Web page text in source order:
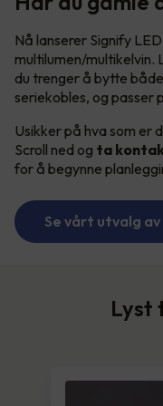
Nå lanserer Signify
multilumen/
du trenger å bytte
seriekobles, og
Usikker på hva som er
Scroll ned og ta
for å begynne
Se vårt utvalg
Lyst